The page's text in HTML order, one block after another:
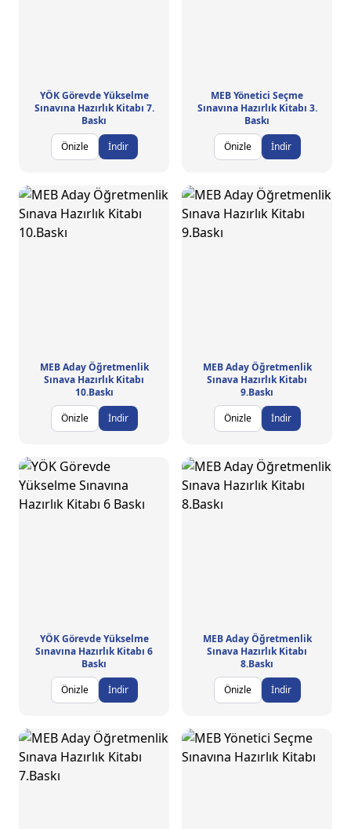
YÖK Görevde Yükselme
Sınavına Hazırlık Kitabı 7.
Baskı
Önizle
İndir
MEB Yönetici Seçme
Sınavına Hazırlık Kitabı 3.
Baskı
Önizle
İndir
MEB Aday Öğretmenlik
Sınava Hazırlık Kitabı
10.Baskı
Önizle
İndir
MEB Aday Öğretmenlik
Sınava Hazırlık Kitabı
9.Baskı
Önizle
İndir
YÖK Görevde Yükselme
Sınavına Hazırlık Kitabı 6
Baskı
Önizle
İndir
MEB Aday Öğretmenlik
Sınava Hazırlık Kitabı
8.Baskı
Önizle
İndir